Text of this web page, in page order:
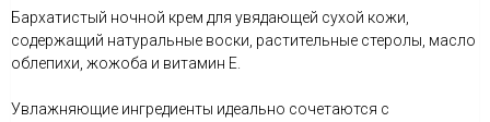
Бархатистый ночной крем для увядающей сухой кожи,
содержащий натуральные воски, растительные стеролы, масло
облепихи, жожоба и витамин Е.
Увлажняющие ингредиенты идеально сочетаются с